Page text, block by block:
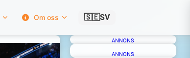
Om oss 🇸🇪SV
ANNONS
ANNONS